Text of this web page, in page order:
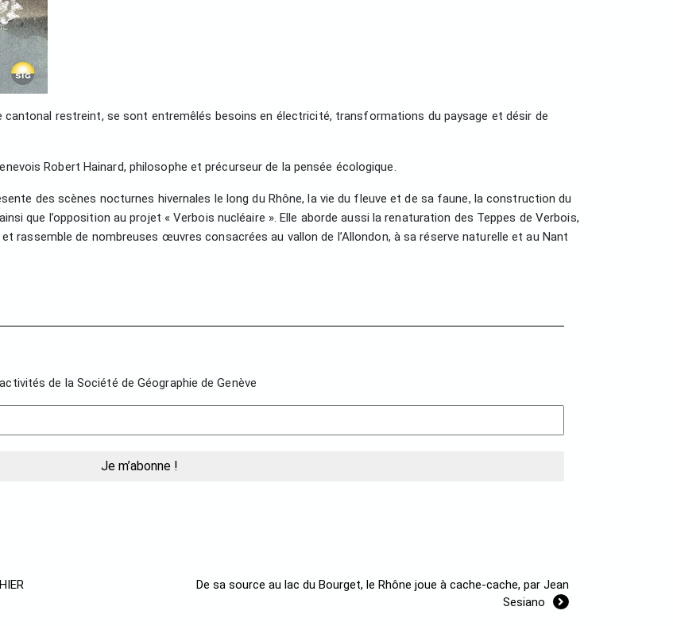
restreint, se sont entremêlés besoins en électricité, transformations du paysage et désir de
Robert Hainard, philosophe et précurseur de la pensée écologique.
des scènes nocturnes hivernales le long du Rhône, la vie du fleuve et de sa faune, la construction du
que l’opposition au projet « Verbois nucléaire ». Elle aborde aussi la renaturation des Teppes de Verbois,
rassemble de nombreuses œuvres consacrées au vallon de l’Allondon, à sa réserve naturelle et au Nant
de la Société de Géographie de Genève
De sa source au lac du Bourget, le Rhône joue à cache-cache, par Jean
Sesiano